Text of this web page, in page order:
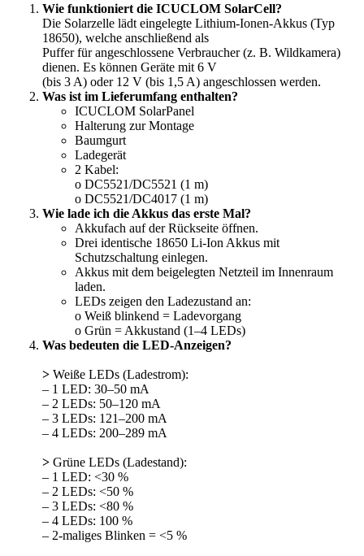
Wie funktioniert die ICUCLOM SolarCell?
Die Solarzelle lädt eingelegte Lithium-Ionen-Akkus (Typ
18650), welche anschließend als
Puffer für angeschlossene Verbraucher (z. B. Wildkamera)
dienen. Es können Geräte mit 6 V
(bis 3 A) oder 12 V (bis 1,5 A) angeschlossen werden.
Was ist im Lieferumfang enthalten?
ICUCLOM SolarPanel
Halterung zur Montage
Baumgurt
Ladegerät
2 Kabel:
o DC5521/DC5521 (1 m)
o DC5521/DC4017 (1 m)
Wie lade ich die Akkus das erste Mal?
Akkufach auf der Rückseite öffnen.
Drei identische 18650 Li-Ion Akkus mit
Schutzschaltung einlegen.
Akkus mit dem beigelegten Netzteil im Innenraum
laden.
LEDs zeigen den Ladezustand an:
o Weiß blinkend = Ladevorgang
o Grün = Akkustand (1–4 LEDs)
Was bedeuten die LED-Anzeigen?
> Weiße LEDs (Ladestrom):
– 1 LED: 30–50 mA
– 2 LEDs: 50–120 mA
– 3 LEDs: 121–200 mA
– 4 LEDs: 200–289 mA
> Grüne LEDs (Ladestand):
– 1 LED: <30 %
– 2 LEDs: <50 %
– 3 LEDs: <80 %
– 4 LEDs: 100 %
– 2-maliges Blinken = <5 %